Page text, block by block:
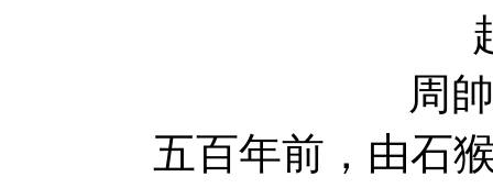
趙乾景
周帥
五百年前，由石猴